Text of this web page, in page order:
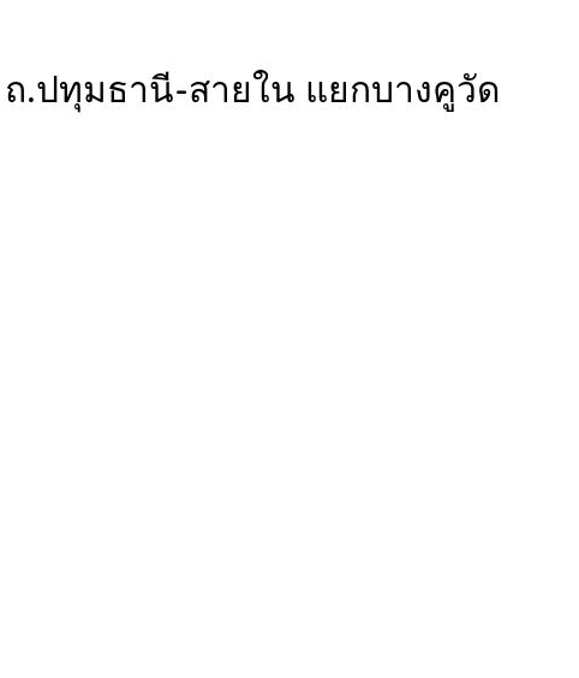
.ปทุมธานี-สายใน แยกบางคูวัด